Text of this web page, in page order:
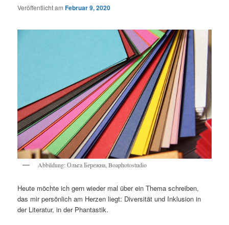
Veröffentlicht amFebruar 9, 2020
Abbildung: Ольга Бережна, Boaphotostudio
Heute möchte ich gern wieder mal über ein Thema schreiben,
das mir persönlich am Herzen liegt: Diversität und Inklusion in
der Literatur, in der Phantastik.